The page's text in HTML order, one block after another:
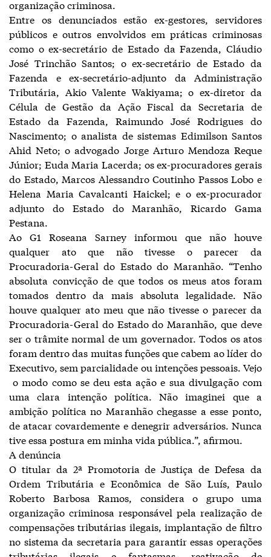
organização criminosa.
Entre os denunciados estão ex-gestores, servidores
públicos e outros envolvidos em práticas criminosas
como o ex-secretário de Estado da Fazenda, Cláudio
José Trinchão Santos; o ex-secretário de Estado da
Fazenda e ex-secretário-adjunto da Administração
Tributária, Akio Valente Wakiyama; o ex-diretor da
Célula de Gestão da Ação Fiscal da Secretaria de
Estado da Fazenda, Raimundo José Rodrigues do
Nascimento; o analista de sistemas Edimilson Santos
Ahid Neto; o advogado Jorge Arturo Mendoza Reque
Júnior; Euda Maria Lacerda; os ex-procuradores gerais
do Estado, Marcos Alessandro Coutinho Passos Lobo e
Helena Maria Cavalcanti Haickel; e o ex-procurador
adjunto do Estado do Maranhão, Ricardo Gama
Pestana.
Ao G1 Roseana Sarney informou que não houve
qualquer ato que não tivesse o parecer da
Procuradoria-Geral do Estado do Maranhão. “Tenho
absoluta convicção de que todos os meus atos foram
tomados dentro da mais absoluta legalidade. Não
houve qualquer ato meu que não tivesse o parecer da
Procuradoria-Geral do Estado do Maranhão, que deve
ser o trâmite normal de um governador. Todos os atos
foram dentro das muitas funções que cabem ao líder do
Executivo, sem parcialidade ou intenções pessoais. Vejo
o modo como se deu esta ação e sua divulgação com
uma clara intenção política. Não imaginei que a
ambição política no Maranhão chegasse a esse ponto,
de atacar covardemente e denegrir adversários. Nunca
tive essa postura em minha vida pública.”, afirmou.
A denúncia
O titular da 2ª Promotoria de Justiça de Defesa da
Ordem Tributária e Econômica de São Luís, Paulo
Roberto Barbosa Ramos, considera o grupo uma
organização criminosa responsável pela realização de
compensações tributárias ilegais, implantação de filtro
no sistema da secretaria para garantir essas operações